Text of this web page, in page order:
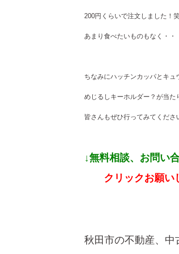
200円くらいで注文しました！
あまり食べたいものもなく・・
ちなみにハッチンカッパとキュ
めじるしキーホルダー？が当た
皆さんもぜひ行ってみてくださ
↓無料相談、お問い
クリックお願い
秋田市の不動産、中